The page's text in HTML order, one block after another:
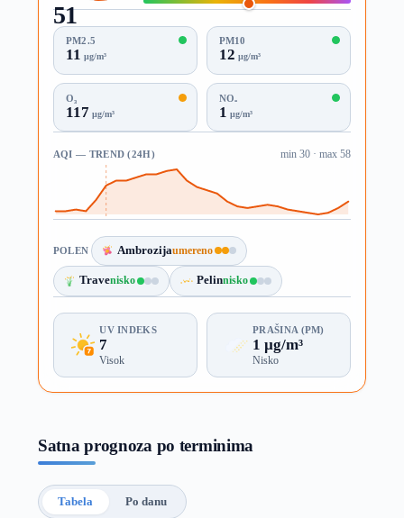
51
AQI
PM2.5
11 µg/m³
PM10
12 µg/m³
O₃
117 µg/m³
NO₂
1 µg/m³
AQI — TREND (24H) min 30 · max 58
POLEN Ambrozijaumereno
Travenisko Pelinnisko
UV INDEKS
7
Visok
PRAŠINA (PM)
1 µg/m³
Nisko
Satna prognoza po terminima
Tabela Po danu